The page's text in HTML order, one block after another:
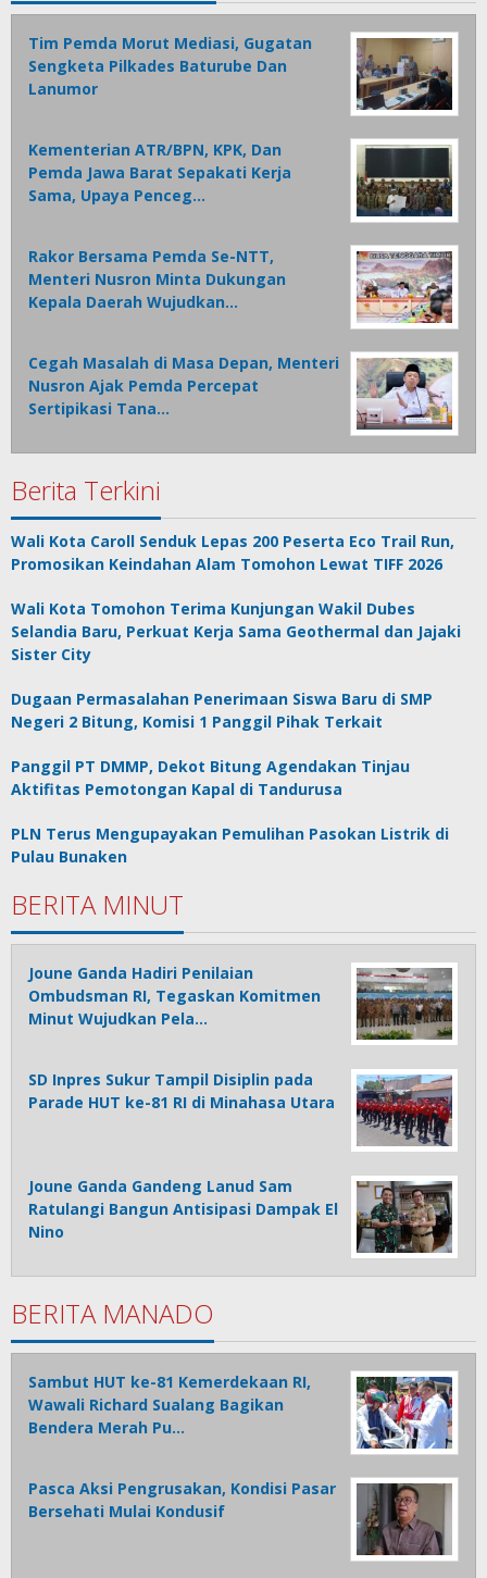
Tim Pemda Morut Mediasi, Gugatan
Sengketa Pilkades Baturube Dan
Lanumor
Kementerian ATR/BPN, KPK, Dan
Pemda Jawa Barat Sepakati Kerja
Sama, Upaya Penceg…
Rakor Bersama Pemda Se-NTT,
Menteri Nusron Minta Dukungan
Kepala Daerah Wujudkan…
Cegah Masalah di Masa Depan, Menteri
Nusron Ajak Pemda Percepat
Sertipikasi Tana…
Berita Terkini
Wali Kota Caroll Senduk Lepas 200 Peserta Eco Trail Run,
Promosikan Keindahan Alam Tomohon Lewat TIFF 2026
Wali Kota Tomohon Terima Kunjungan Wakil Dubes
Selandia Baru, Perkuat Kerja Sama Geothermal dan Jajaki
Sister City
Dugaan Permasalahan Penerimaan Siswa Baru di SMP
Negeri 2 Bitung, Komisi 1 Panggil Pihak Terkait
Panggil PT DMMP, Dekot Bitung Agendakan Tinjau
Aktifitas Pemotongan Kapal di Tandurusa
PLN Terus Mengupayakan Pemulihan Pasokan Listrik di
Pulau Bunaken
BERITA MINUT
Joune Ganda Hadiri Penilaian
Ombudsman RI, Tegaskan Komitmen
Minut Wujudkan Pela…
SD Inpres Sukur Tampil Disiplin pada
Parade HUT ke-81 RI di Minahasa Utara
Joune Ganda Gandeng Lanud Sam
Ratulangi Bangun Antisipasi Dampak El
Nino
BERITA MANADO
Sambut HUT ke-81 Kemerdekaan RI,
Wawali Richard Sualang Bagikan
Bendera Merah Pu…
Pasca Aksi Pengrusakan, Kondisi Pasar
Bersehati Mulai Kondusif